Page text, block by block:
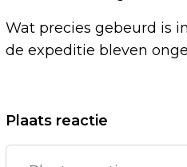
Wat precies gebeurd is
de expeditie bleven
Vorig artikel
JIM BAKKUM EN
Plaats reactie